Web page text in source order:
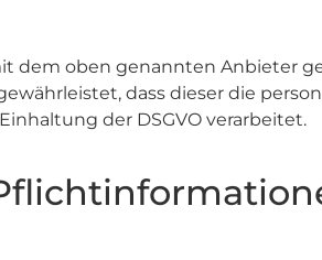
dem oben genannten Anbieter
dass dieser die
der DSGVO verarbeitet.